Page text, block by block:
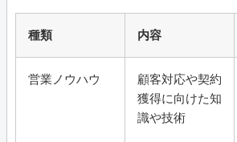
種類 内容
営業ノウハウ
顧客対応や契約
獲得に向けた知
識や技術